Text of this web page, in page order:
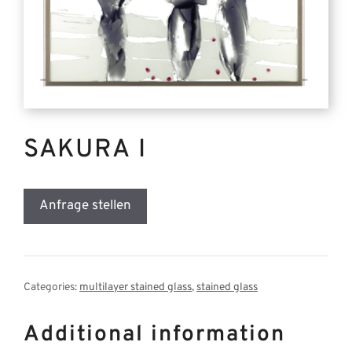
SAKURA I
Anfrage stellen
Categories: multilayer stained glass,stained glass
Additional information